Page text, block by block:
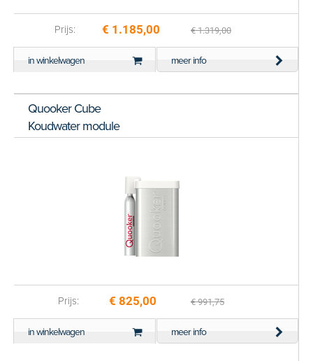
Prijs: € 1.185,00 € 1.319,00
in winkelwagen meer info
Quooker Cube
Koudwater module
Prijs: € 825,00 € 991,75
in winkelwagen meer info